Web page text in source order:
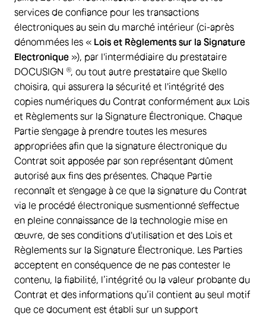
services de confiance pour les transactions
électroniques au sein du marché intérieur (ci-après
dénommées les « Lois et Règlements sur la Signature
Electronique »), par l'intermédiaire du prestataire
DOCUSIGN ®, ou tout autre prestataire que Skello
choisira, qui assurera la sécurité et l'intégrité des
copies numériques du Contrat conformément aux Lois
et Règlements sur la Signature Électronique. Chaque
Partie s'engage à prendre toutes les mesures
appropriées afin que la signature électronique du
Contrat soit apposée par son représentant dûment
autorisé aux fins des présentes. Chaque Partie
reconnaît et s'engage à ce que la signature du Contrat
via le procédé électronique susmentionné s'effectue
en pleine connaissance de la technologie mise en
œuvre, de ses conditions d'utilisation et des Lois et
Règlements sur la Signature Électronique. Les Parties
acceptent en conséquence de ne pas contester le
contenu, la fiabilité, l’intégrité ou la valeur probante du
Contrat et des informations qu’il contient au seul motif
que ce document est établi sur un support